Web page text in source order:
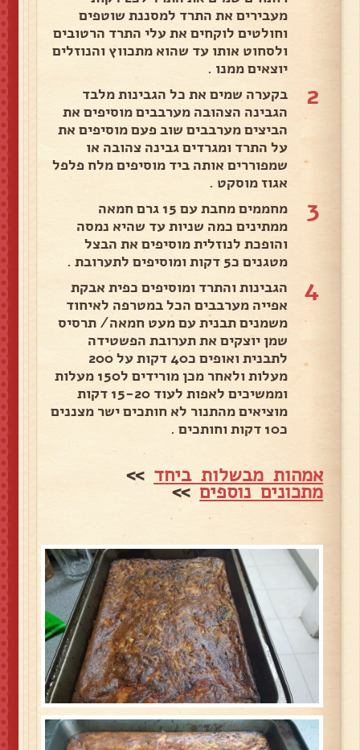
מעבירים את התרד למסננת שוטפים
וחולטים לוקחים את עלי התרד הרטובים
ולסחוט אותו עד שהוא מתכווץ והנוזלים
יוצאים ממנו .
2
בקערה שמים את כל הגבינות מלבד
הגבינה הצהובה מערבבים מוסיפים את
הביצים מערבבים שוב פעם מוסיפים את
על התרד ומגרדים גבינה צהובה או
שמפוררים אותה ביד מוסיפים מלח פלפל
אגוז מוסקט .
3
מחממים מחבת עם 15 גרם חמאה
ממתינים כמה שניות עד שהיא נמסה
והופכת לנוזלית מוסיפים את הבצל
מטגנים כ5 דקות ומוסיפים לתערובת .
4
הגבינות והתרד ומוסיפים כפית אבקת
אפייה מערבבים הכל במטרפה לאיחוד
משמנים תבנית עם מעט חמאה/ תרסיס
שמן יוצקים את תערובת הפשטידה
לתבנית ואופים כ40 דקות על 200
מעלות ולאחר מכן מורידים ל150 מעלות
וממשיכים לאפות לעוד 15-20 דקות
מוציאים מהתנור לא חותכים ישר מצננים
כ10 דקות וחותכים .
אמהות מבשלות ביחד >>
מתכונים נוספים>>